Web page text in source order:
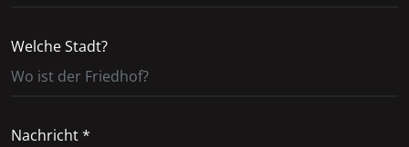
Welche Stadt?
Nachricht *